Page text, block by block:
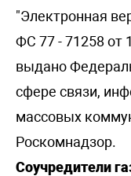
"Электронная
ФС 77 - 71258 от
выдано
сфере связи,
массовых
Роскомнадзор.
Соучредители